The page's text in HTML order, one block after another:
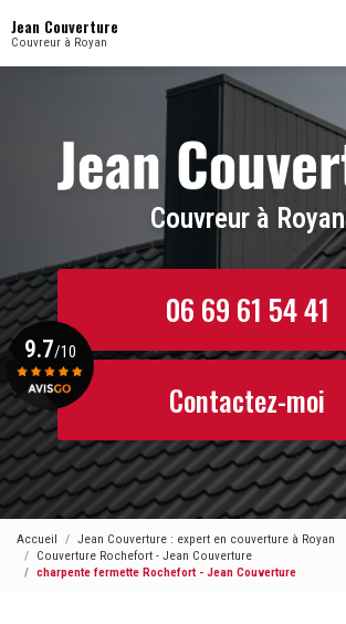
au
contenu
Jean Couverture
Couvreur à Royan
Couvreur à Royan
06 69 61 54 41
Contactez-moi
9.7/10
Voir le certificat
Accueil
Jean Couverture : expert en couverture à Royan
Couverture Rochefort - Jean Couverture
charpente fermette Rochefort - Jean Couverture